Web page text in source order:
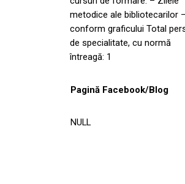
metodice ale bibliotecarilor –
conform graficului Total
de specialitate, cu normă
întreagă: 1
Pagină Facebook/Blog
NULL